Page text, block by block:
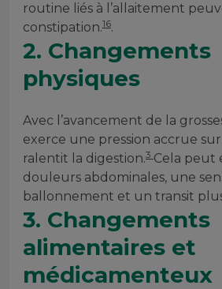
routine liés à l’allaitement
constipation.16.
2. Changements
physiques
Avec l’avancement de la
exerce une pression accrue sur
ralentit la digestion.3 Cela peut
douleurs abdominales, une
ballonnement et un transit
3. Changements
alimentaires et
médicamenteux